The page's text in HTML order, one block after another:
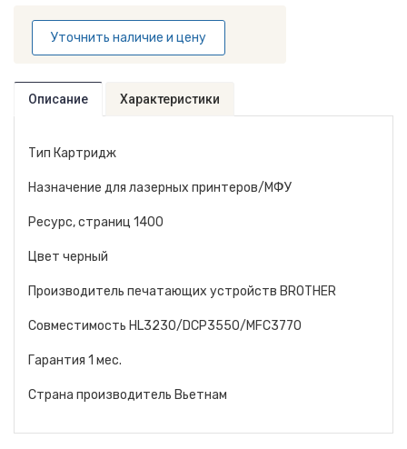
Уточнить наличие и цену
Описание Характеристики
Тип Картридж
Назначение для лазерных принтеров/МФУ
Ресурс, страниц 1400
Цвет черный
Производитель печатающих устройств BROTHER
Совместимость HL3230/DCP3550/MFC3770
Гарантия 1 мес.
Страна производитель Вьетнам